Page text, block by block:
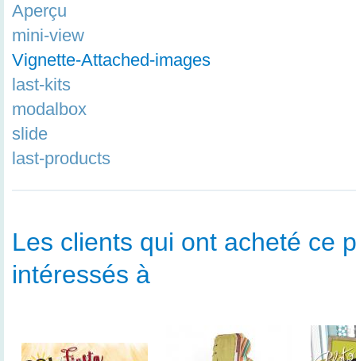
Aperçu
mini-view
Vignette-Attached-images
last-kits
modalbox
slide
last-products
Les clients qui ont acheté ce
intéressés à